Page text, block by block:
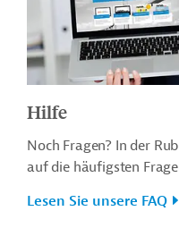
Hilfe
Noch Fragen? In der
auf die häufigsten
Lesen Sie unsere FAQ